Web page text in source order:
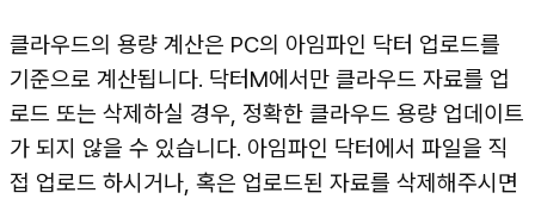
클라우드의 용량 계산은 PC의 아임파인 닥터 업로드를
기준으로 계산됩니다. 닥터M에서만 클라우드 자료를 업
로드 또는 삭제하실 경우, 정확한 클라우드 용량 업데이트
가 되지 않을 수 있습니다. 아임파인 닥터에서 파일을 직
접 업로드 하시거나, 혹은 업로드된 자료를 삭제해주시면